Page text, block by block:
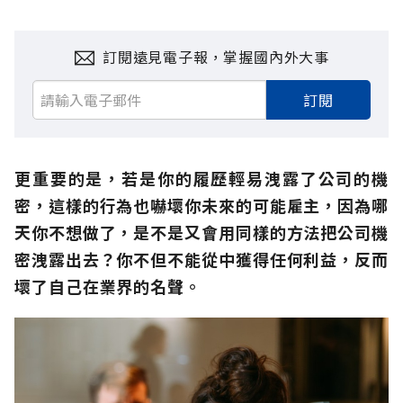
訂閱遠見電子報，掌握國內外大事
訂閱
更重要的是，若是你的履歷輕易洩露了公司的機
密，這樣的行為也嚇壞你未來的可能雇主，因為哪
天你不想做了，是不是又會用同樣的方法把公司機
密洩露出去？你不但不能從中獲得任何利益，反而
壞了自己在業界的名聲。